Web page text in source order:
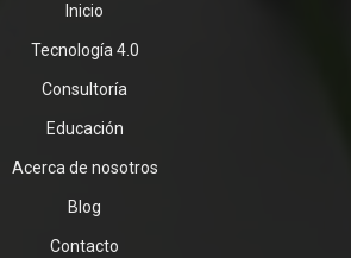
Inicio
Tecnología 4.0
Consultoría
Educación
Acerca de nosotros
Blog
Contacto